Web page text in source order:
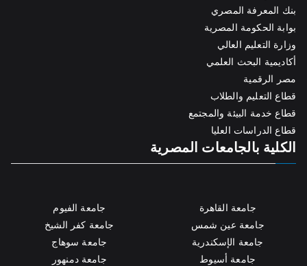
بنك المعرفة المصري
بوابة الحكومة المصرية
وزارة التعليم العالي
أكاديمية البحث العلمي
مصر الرقمية
قطاع التعليم والطلاب
قطاع خدمة البيئة والمجتمع
قطاع الدراسات العليا
الكلية بالجامعات المصرية
جامعة القاهرة
جامعة عين شمس
جامعة الإسكندرية
جامعة أسيوط
جامعة الفيوم
جامعة كفر الشيخ
جامعة سوهاج
جامعة دمنهور